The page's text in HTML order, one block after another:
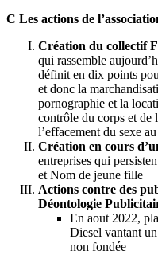
C Les actions de
Création du collectif
qui rassemble
définit en dix points
et donc la
pornographie et la
contrôle du corps et de
l’effacement du sexe
Création en cours
entreprises qui
et Nom de jeune fille
Actions contre des
Déontologie
En aout 2022,
Diesel vantant
non fondée